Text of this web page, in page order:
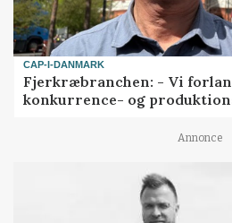
CAP-I-DANMARK
Fjerkræbranchen: - Vi
konkurrence- og
Annonce